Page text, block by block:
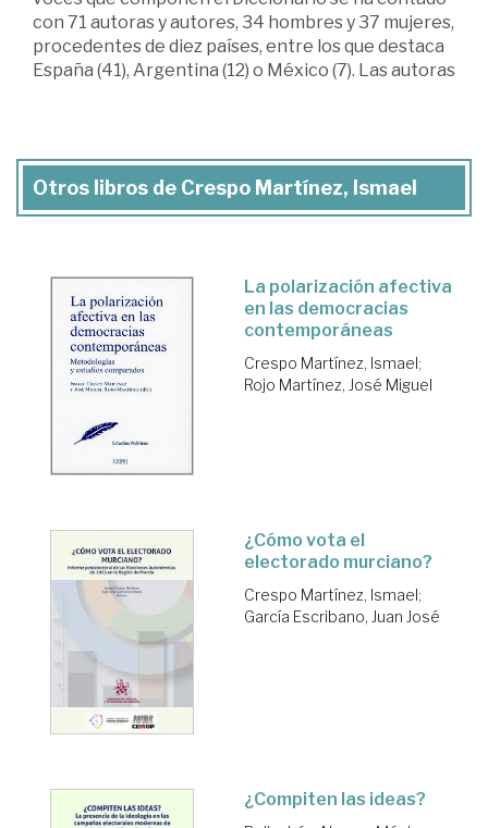
con 71 autoras y autores, 34 hombres y 37 mujeres,
procedentes de diez países, entre los que destaca
España (41), Argentina (12) o México (7). Las autoras
Otros libros de Crespo Martínez, Ismael
La polarización afectiva
en las democracias
contemporáneas
Crespo Martínez, Ismael;
Rojo Martínez, José Miguel
¿Cómo vota el
electorado murciano?
Crespo Martínez, Ismael;
García Escribano, Juan José
¿Compiten las ideas?